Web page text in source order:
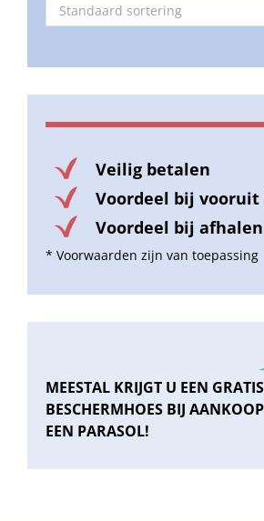
Veilig betalen
Voordeel bij
Voordeel bij
* Voorwaarden zijn van toepassing
MEESTAL KRIJGT U EEN GRATIS
BESCHERMHOES BIJ
EEN PARASOL!